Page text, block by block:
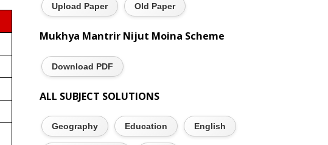
Upload Paper Old Paper
Mukhya Mantrir Nijut Moina Scheme
Download PDF
ALL SUBJECT SOLUTIONS
Geography Education English